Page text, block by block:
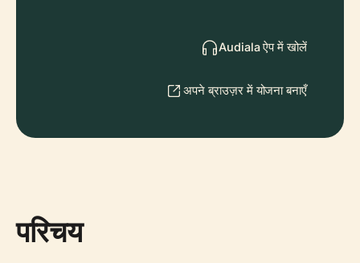
Audiala ऐप में खोलें
अपने ब्राउज़र में योजना बनाएँ
परिचय